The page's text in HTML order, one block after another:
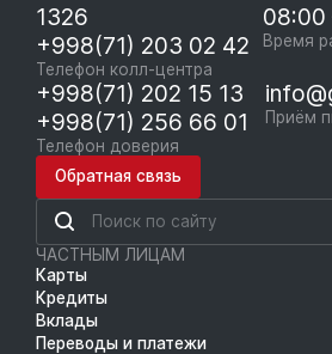
1326
+998(71) 203 02 42
Телефон колл-центра
08:00
Время
+998(71) 202 15 13
+998(71) 256 66 01
Телефон доверия
Приём
Обратная связь
ЧАСТНЫМ ЛИЦАМ
Карты
Кредиты
Вклады
Переводы и платежи